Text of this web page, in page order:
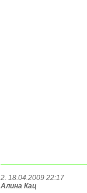
2. 18.04.2009 22:17
Алина Кац